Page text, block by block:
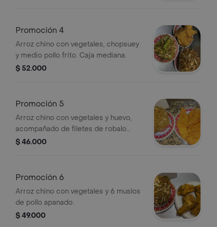
Promoción 4
Arroz chino con vegetales, chopsuey
y medio pollo frito. Caja mediana.
$ 52.000
Promoción 5
Arroz chino con vegetales y huevo,
acompañado de filetes de robalo
apanados. Caja mediana.
$ 46.000
Promoción 6
Arroz chino con vegetales y 6 muslos
de pollo apanado.
$ 49.000